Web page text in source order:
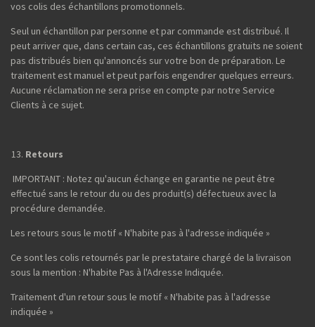
vos colis des échantillons promotionnels.
Seul un échantillon par personne et par commande est distribué. Il
peut arriver que, dans certain cas, ces échantillons gratuits ne soient
pas distribués bien qu'annoncés sur votre bon de préparation. Le
traitement est manuel et peut parfois engendrer quelques erreurs.
Aucune réclamation ne sera prise en compte par notre Service
Clients à ce sujet.
Retours
IMPORTANT : Notez qu'aucun échange en garantie ne peut être
effectué sans le retour du ou des produit(s) défectueux avec la
procédure demandée.
Les retours sous le motif « N'habite pas à l'adresse indiquée »
Ce sont les colis retournés par le prestataire chargé de la livraison
sous la mention : N'habite Pas à l'Adresse Indiquée.
Traitement d'un retour sous le motif « N'habite pas à l'adresse
indiquée »